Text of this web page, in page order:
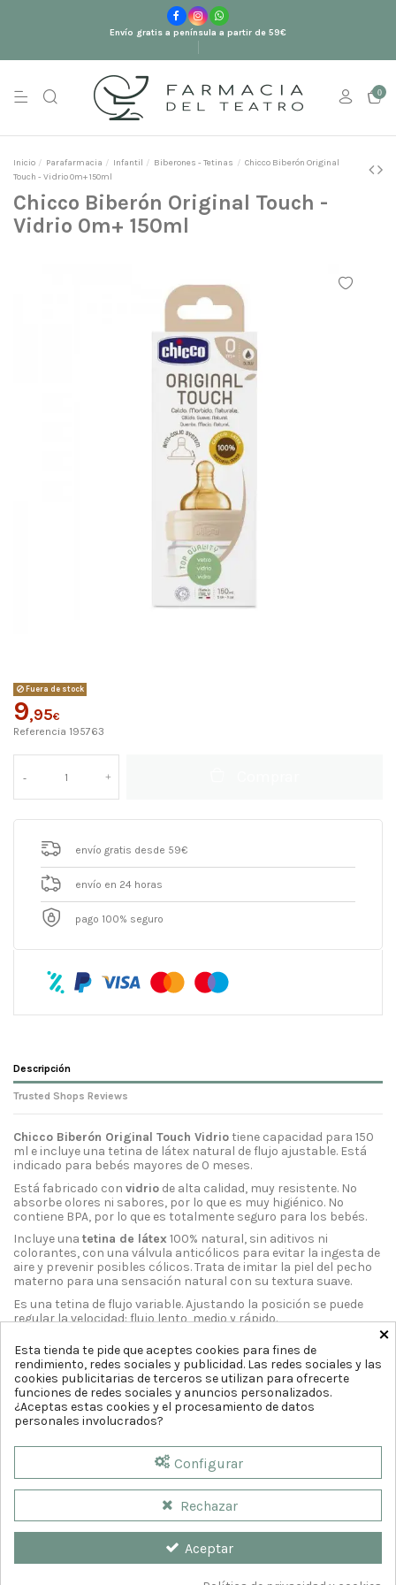
Envío gratis a península a partir de 59€
0
Inicio Parafarmacia Infantil Biberones - Tetinas
Chicco Biberón Original
Touch - Vidrio 0m+ 150ml
Chicco Biberón Original Touch -
Vidrio 0m+ 150ml
Fuera de stock
9,95€
Referencia 195763
envío gratis desde 59€
envío en 24 horas
pago 100% seguro
Descripción
Trusted Shops Reviews
Chicco Biberón Original Touch Vidriotiene capacidad para 150
ml e incluye una tetina de látex natural de flujo ajustable. Está
indicado para bebés mayores de 0 meses.
Está fabricado con vidrio de alta calidad, muy resistente. No
absorbe olores ni sabores, por lo que es muy higiénico. No
contiene BPA, por lo que es totalmente seguro para los bebés.
Incluye una tetina de látex100% natural, sin aditivos ni
colorantes, con una válvula anticólicos para evitar la ingesta de
aire y prevenir posibles cólicos. Trata de imitar la piel del pecho
materno para una sensación natural con su textura suave.
Es una tetina de flujo variable. Ajustando la posición se puede
regular la velocidad: flujo lento, medio y rápido.
×
Esta tienda te pide que aceptes cookies para fines de
rendimiento, redes sociales y publicidad. Las redes sociales y las
cookies publicitarias de terceros se utilizan para ofrecerte
funciones de redes sociales y anuncios personalizados.
¿Aceptas estas cookies y el procesamiento de datos
personales involucrados?
Configurar
Rechazar
Aceptar